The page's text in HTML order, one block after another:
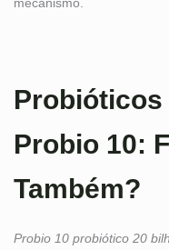
Probio 10:
Também?
Probio 10 probiótico 20